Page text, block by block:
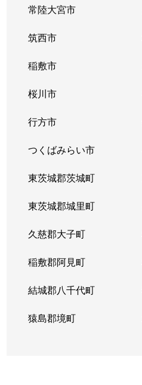
常陸大宮市
筑西市
稲敷市
桜川市
行方市
つくばみらい市
東茨城郡茨城町
東茨城郡城里町
久慈郡大子町
稲敷郡阿見町
結城郡八千代町
猿島郡境町